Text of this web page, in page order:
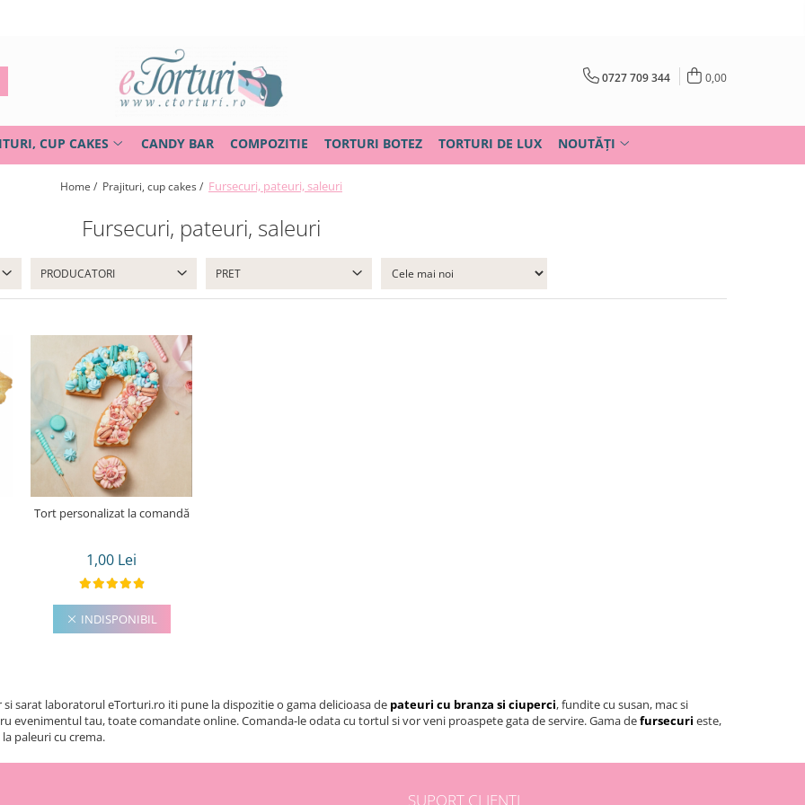
0727 709 344 0,00
CUP CAKES CANDY BAR COMPOZITIE TORTURI BOTEZ TORTURI DE LUX NOUTĂȚI
Home / Prajituri, cup cakes / Fursecuri, pateuri, saleuri
Fursecuri, pateuri, saleuri
PRODUCATORI PRET
Tort personalizat la comandă
1,00 Lei
INDISPONIBIL
sarat laboratorul eTorturi.ro iti pune la dispozitie o gama delicioasa de pateuri cu branza si ciuperci, fundite cu susan, mac si
evenimentul tau, toate comandate online. Comanda-le odata cu tortul si vor veni proaspete gata de servire. Gama defursecuri este,
paleuri cu crema.
SUPORT CLIENTI